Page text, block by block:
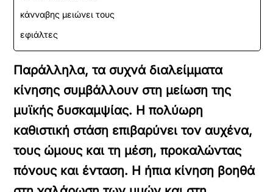
κάνναβης μειώνει τους
εφιάλτες
Παράλληλα, τα συχνά διαλείμματα
κίνησης συμβάλλουν στη μείωση της
μυϊκής δυσκαμψίας. Η πολύωρη
καθιστική στάση επιβαρύνει τον αυχένα,
τους ώμους και τη μέση, προκαλώντας
πόνους και ένταση. Η ήπια κίνηση βοηθά